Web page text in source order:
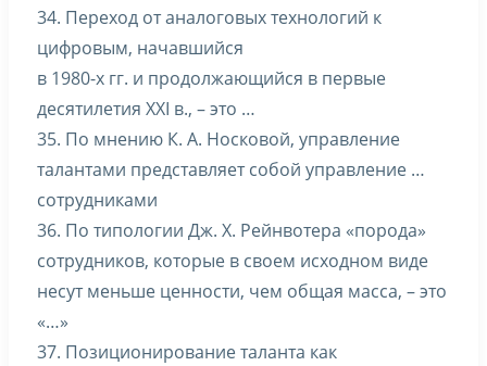
34. Переход от аналоговых технологий к
цифровым, начавшийся
в 1980-х гг. и продолжающийся в первые
десятилетия XXI в., – это …
35. По мнению К. А. Носковой, управление
талантами представляет собой управление …
сотрудниками
36. По типологии Дж. Х. Рейнвотера «порода»
сотрудников, которые в своем исходном виде
несут меньше ценности, чем общая масса, – это
«…»
37. Позиционирование таланта как